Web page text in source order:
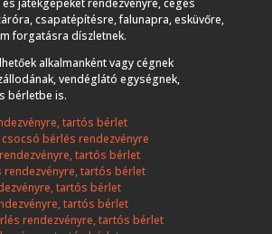
játékgépeket rendezvényre, céges
csapatépítésre, falunapra, esküvőre,
forgatásra díszletnek.
alkalmanként vagy cégnek
vendéglátó egységnek,
bérletbe is.
tartós bérlet
bérlés rendezvényre
tartós bérlet
tartós bérlet
tartós bérlet
tartós bérlet
rendezvényre, tartós bérlet